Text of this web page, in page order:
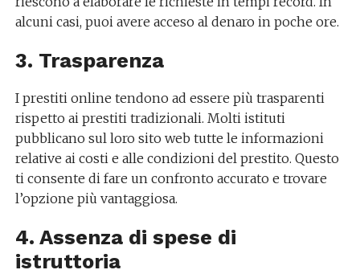
alcuni casi, puoi avere acceso al denaro in poche ore.
3. Trasparenza
I prestiti online tendono ad essere più trasparenti
rispetto ai prestiti tradizionali. Molti istituti
pubblicano sul loro sito web tutte le informazioni
relative ai costi e alle condizioni del prestito. Questo
ti consente di fare un confronto accurato e trovare
l’opzione più vantaggiosa.
4. Assenza di spese di
istruttoria